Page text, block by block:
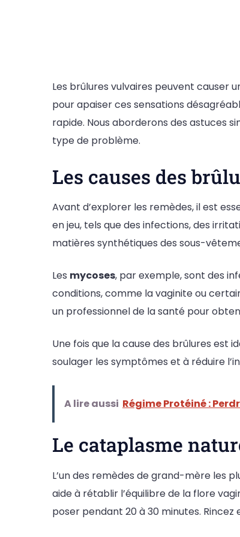
Les brûlures vulvaires peuvent causer
pour apaiser ces sensations
rapide. Nous aborderons des astuces
type de problème.
Les causes des
Avant d’explorer les remèdes, il est
en jeu, tels que des infections, des
matières synthétiques des sous-
Les mycoses, par exemple, sont des
conditions, comme la vaginite ou
un professionnel de la santé pour
Une fois que la cause des brûlures est
soulager les symptômes et à réduire
A lire aussi Régime Protéiné :
Le cataplasme
L’un des remèdes de grand-mère les
aide à rétablir l’équilibre de la flore
poser pendant 20 à 30 minutes. Rincez